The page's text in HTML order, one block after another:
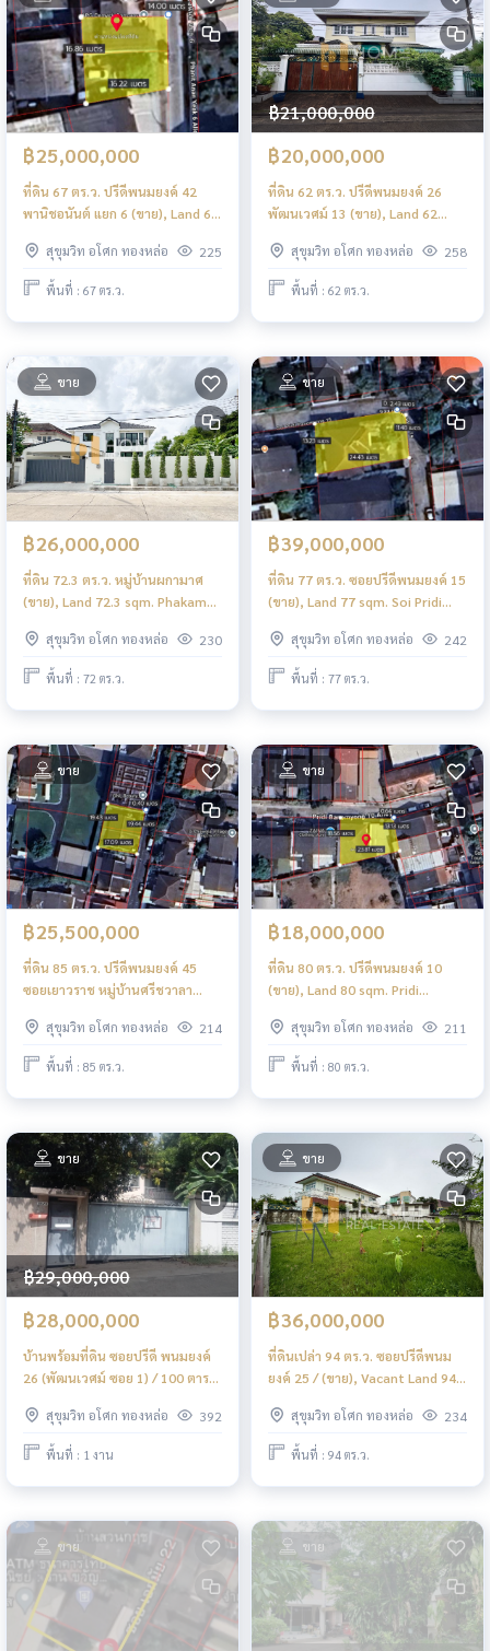
฿25,000,000
ที่ดิน 67 ตร.ว. ปรีดีพนมยงค์ 42
พานิชอนันต์ แยก 6 (ขาย), Land 67
Panich Anan Soi 6 (FOR SALE)
NS014
สุขุมวิท อโศก ทองหล่อ 225
พื้นที่ : 67 ตร.ว.
฿21,000,000
฿20,000,000
ที่ดิน 62 ตร.ว. ปรีดีพนมยงค์ 26
พัฒนเวศม์ 13 (ขาย), Land 62
Pattanawet 13 (FOR SALE)
NS012
สุขุมวิท อโศก ทองหล่อ 258
พื้นที่ : 62 ตร.ว.
ขาย
฿26,000,000
ที่ดิน 72.3 ตร.ว. หมู่บ้านผกามาศ
(ขาย), Land 72.3 sqm. Phakamas
สุขุมวิท อโศก ทองหล่อ
230
พื้นที่ : 72 ตร.ว.
ขาย
฿39,000,000
ที่ดิน 77 ตร.ว. ซอยปรีดีพนมยงค์ 15
(ขาย), Land 77 sqm. Soi Pridi
NS023สุขุมวิท อโศก ทองหล่อ 242
พื้นที่ : 77 ตร.ว.
ขาย
฿25,500,000
ที่ดิน 85 ตร.ว. ปรีดีพนมยงค์ 45
ซอยเยาวราช หมู่บ้านศรีชวาลา
Banomyong 45 Yaowarat Soi Sri
Chawala Village (FOR SALE)
NS018
สุขุมวิท อโศก ทองหล่อ 214
พื้นที่ : 85 ตร.ว.
ขาย
฿18,000,000
ที่ดิน 80 ตร.ว. ปรีดีพนมยงค์ 10
(ขาย), Land 80 sqm. Pridi
NS013สุขุมวิท อโศก ทองหล่อ 211
พื้นที่ : 80 ตร.ว.
ขาย
฿29,000,000
฿28,000,000
บ้านพร้อมที่ดิน ซอยปรีดี พนมยงค์
26 (พัฒนเวศม์ ซอย 1) / 100 ตาราง
Pridi Panomyong 26
(Pattanawet Soi 1) / 400 Square
Metre (FOR SALE) HL1479
สุขุมวิท อโศก ทองหล่อ 392
พื้นที่ : 1 งาน
ขาย
฿36,000,000
ที่ดินเปล่า 94 ตร.ว. ซอยปรีดีพนม
ยงค์ 25 / (ขาย), Vacant Land 94
(FOR SALE) NS036
สุขุมวิท อโศก ทองหล่อ 234
พื้นที่ : 94 ตร.ว.
ขาย ขาย